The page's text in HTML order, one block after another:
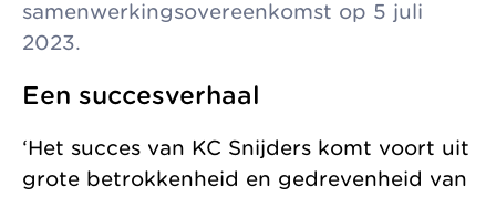
samenwerkingsovereenkomst op 5 juli
2023.
Een succesverhaal
‘Het succes van KC Snijders komt voort uit
grote betrokkenheid en gedrevenheid van